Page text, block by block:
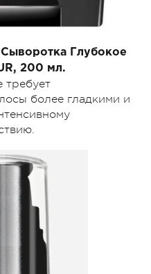
Глубокое
200 мл.
требует
более гладкими и